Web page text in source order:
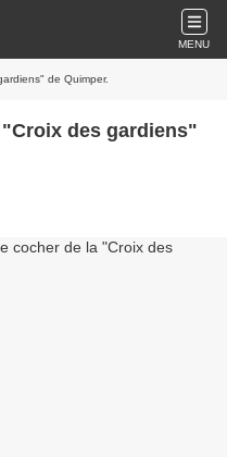
MENU
de Quimper.
des gardiens"